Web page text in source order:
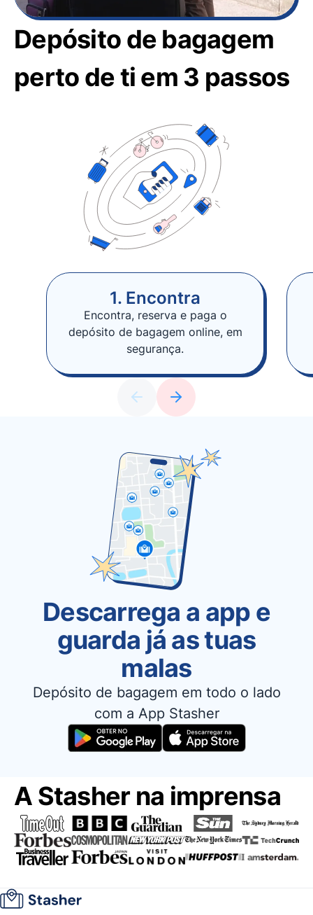
Depósito de bagagem
perto de ti em 3 passos
1. Encontra
Encontra, reserva e paga o
depósito de bagagem online, em
segurança.
Descarrega a app e
guarda já as tuas
malas
Depósito de bagagem em todo o lado
com a App Stasher
A Stasher na imprensa